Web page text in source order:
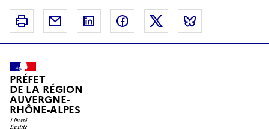
Imprimer Courriel Linkedin FacebookTwitter
PRÉFET
DE LA RÉGION
AUVERGNE-
RHÔNE-ALPES